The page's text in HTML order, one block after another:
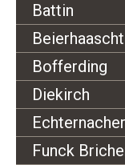
Battin
Beierhaascht
Bofferding
Diekirch
Echternacher
Funck